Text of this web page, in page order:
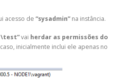
acesso de “sysadmin”na instância.
vai herdar as permissões do
inicialmente inclui ele apenas no